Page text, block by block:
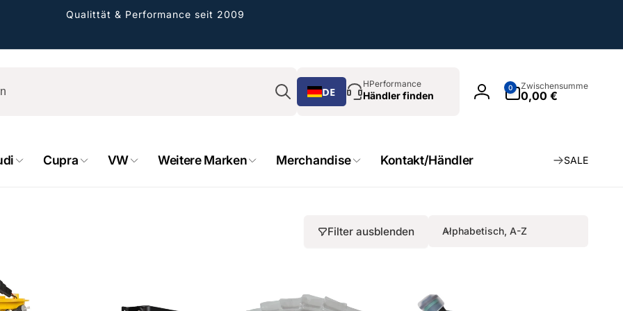
Qualittät & Performance seit 2009
Suchen
DE
HPerformance
Händler finden Einloggen
0
Artikel
Zwischensumme
0,00 €
Cupra VW Weitere Marken Merchandise Kontakt/Händler SALE
Filter ausblenden
i
Alphabetisch, A-Z